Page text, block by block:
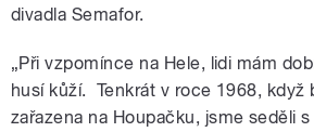
divadla Semafor.
„Při vzpomínce na Hele, lidi mám
husí kůží. Tenkrát v roce 1968, když
zařazena na Houpačku, jsme seděli